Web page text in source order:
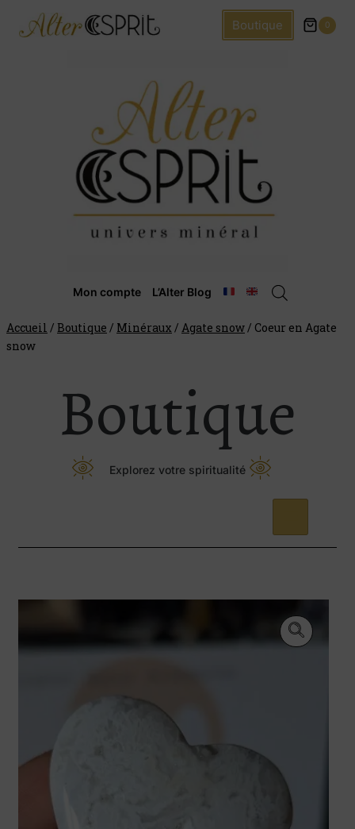
Boutique 0
Mon compte L’Alter Blog
Accueil / Boutique / Minéraux / Agate snow/ Coeur en Agate
snow
Boutique
Explorez votre spiritualité